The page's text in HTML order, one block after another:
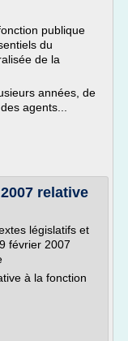
publique
du
de la
années, de
agents...
relative
législatifs et
février 2007
à la fonction